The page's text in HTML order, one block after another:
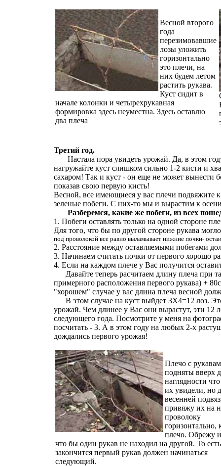
Весной второго
года
перезимовавшие
лозы уложить
горизонтально
это плечи, на
них будем летом
растить рукава.
Куст сидит в
начале колонки и четырехрукавная
формировка здесь неуместна. Здесь оставлю
два плеча
Третий год.
Настала пора увидеть урожай. Да, в этом
нагружайте куст слишком сильно 1-2 кисти и
сахаром! Так и куст - он еще не может вынести
показав свою первую кисть!
Весной, все имеющиеся у вас плечи подвяжите
зеленые побеги. С них-то мы и вырастим к
Разберемся, какие же побеги, из всех
1. Побеги оставлять только на одной стороне
Для того, что бы по другой стороне рукава
под проволокой все равно выламывает нижние почки-
2. Расстояние между оставляемыми побегами
3. Начинаем считать почки от первого хорошо
4. Если на каждом плече у Вас получится
Давайте теперь расчитаем длину плеча при
примерного расположения первого рукава) +
"хорошем" случае у вас длина плеча весной
В этом случае на куст выйдет 3Х4=12 лоз.
урожай. Чем длинее у Вас они вырастут, эти 12
следующего года. Посмотрите у меня на
посчитать - 3. А в этом году на любых 2-х
дождались первого урожая!
Плечо с
подняты вверх
наглядности
их увидели, но
весенней
привяжу их на
проволоку
горизонтально,
плечо. Обрежу
что бы один рукав не находил на другой. То
закончится первый рукав должен начинаться
следующий.